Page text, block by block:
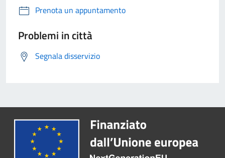
Prenota un appuntamento
Problemi in città
Segnala disservizio